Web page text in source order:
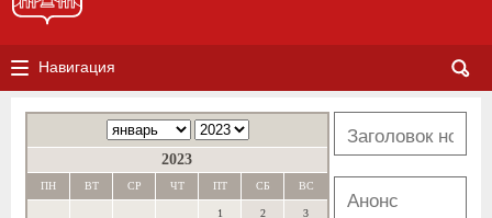
Навигация
2023
ПН ВТ СР ЧТ ПТ СБ ВС
1 2 3